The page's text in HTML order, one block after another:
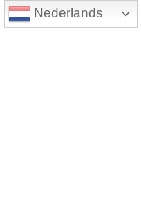
Nederlands